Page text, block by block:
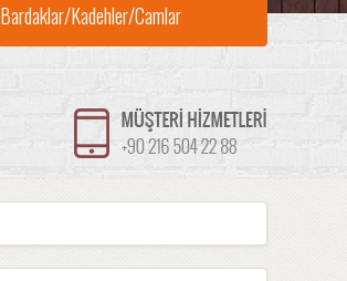
Bardaklar/Kadehler/Camlar